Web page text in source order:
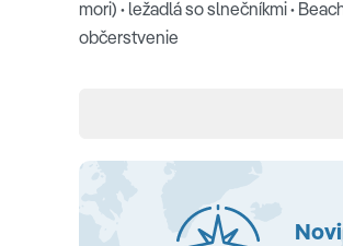
mori) · ležadlá so slnečníkmi·
občerstvenie
kúpeľňa s WC a sprchou/ vaňou
Double Superior(25-40 m2 s